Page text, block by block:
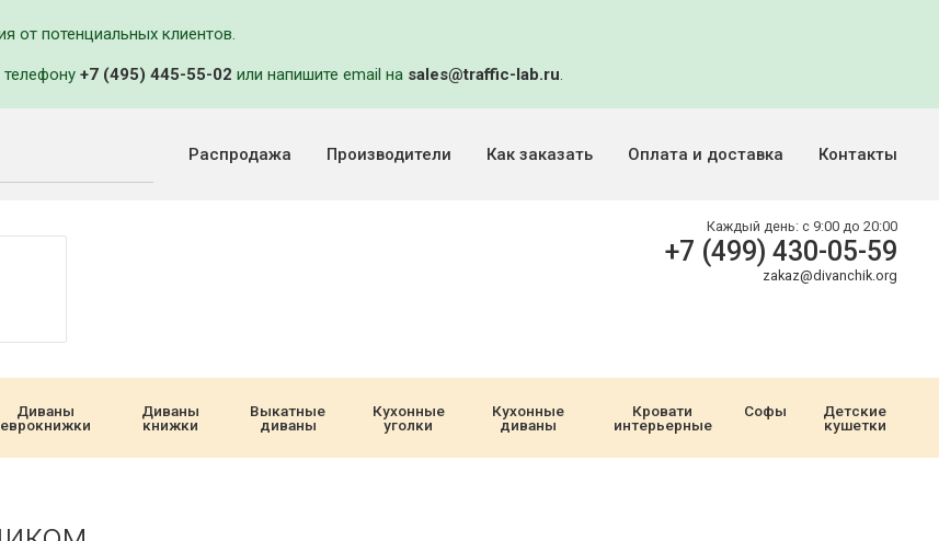
от потенциальных клиентов.
+7 (495) 445-55-02 или напишите email на sales@traffic-lab.ru.
Распродажа Производители Как заказать Оплата и доставка Контакты
Каждый день: с 9:00 до 20:00
+7 (499) 430-05-59
zakaz@divanchik.org
Диваны
еврокнижки
Диваны
книжки
Выкатные
диваны
Кухонные
уголки
Кухонные
диваны
Кровати
интерьерные
Софы
Детские
кушетки